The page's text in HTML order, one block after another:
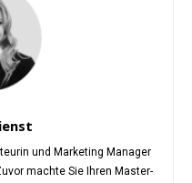
und Marketing Manager
machte Sie Ihren Master-